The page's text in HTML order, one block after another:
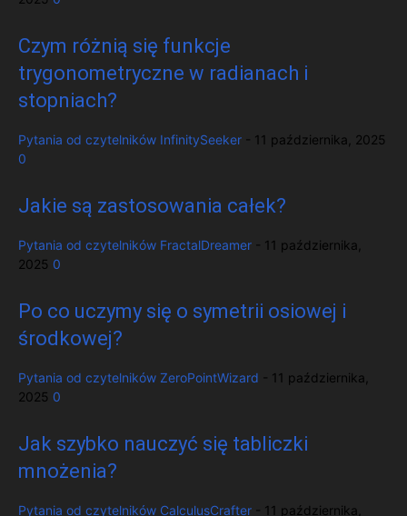
Czym różnią się funkcje
trygonometryczne w radianach i
stopniach?
Pytania od czytelników InfinitySeeker
11 października, 2025
0
Jakie są zastosowania całek?
Pytania od czytelników FractalDreamer
11 października,
2025 0
Po co uczymy się o symetrii osiowej i
środkowej?
Pytania od czytelników ZeroPointWizard
11 października,
2025 0
Jak szybko nauczyć się tabliczki
mnożenia?
Pytania od czytelników CalculusCrafter 11 października,